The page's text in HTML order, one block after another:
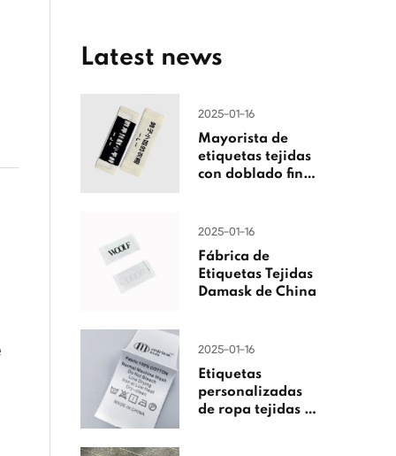
Latest news
2025-01-16
Mayorista de
etiquetas tejidas
con doblado final
2025-01-16
Fábrica de
Etiquetas Tejidas
Damask de China
2025-01-16
Etiquetas
personalizadas
de ropa tejidas en